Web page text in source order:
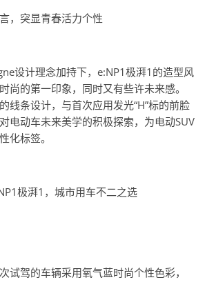
，突显青春活力个性
设计理念加持下，e:NP1极湃1的造型风
尚的第一印象，同时又有些许未来感。
线条设计，与首次应用发光“H”标的前脸
电动车未来美学的积极探索，为电动SUV
化标签。
极湃1，城市用车不二之选
试驾的车辆采用氧气蓝时尚个性色彩，